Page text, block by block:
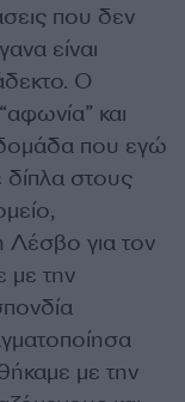
που δεν
είναι
Ο
και
που εγώ
δίπλα στους
Λέσβο για τον
με την
με την